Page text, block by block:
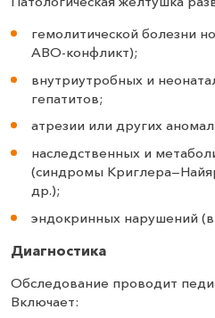
гемолитической болезни
АВО-конфликт);
внутриутробных и
гепатитов;
атрезии или других
наследственных и
(синдромы
др.);
эндокринных нарушений
Диагностика
Обследование проводит
Включает: